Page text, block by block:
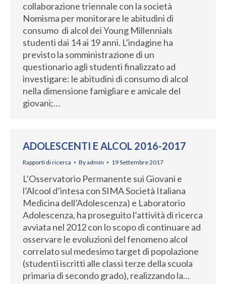
collaborazione triennale con la società
Nomisma per monitorare le abitudini di
consumo di alcol dei Young Millennials
studenti dai 14 ai 19 anni. L’indagine ha
previsto la somministrazione di un
questionario agli studenti finalizzato ad
investigare: le abitudini di consumo di alcol
nella dimensione famigliare e amicale del
giovani;…
ADOLESCENTI E ALCOL 2016-2017
Rapporti di ricerca Byadmin 19 Settembre 2017
L’Osservatorio Permanente sui Giovani e
l’Alcool d’intesa con SIMA Società Italiana
Medicina dell’Adolescenza) e Laboratorio
Adolescenza, ha proseguito l’attività di ricerca
avviata nel 2012 con lo scopo di continuare ad
osservare le evoluzioni del fenomeno alcol
correlato sul medesimo target di popolazione
(studenti iscritti alle classi terze della scuola
primaria di secondo grado), realizzando la…